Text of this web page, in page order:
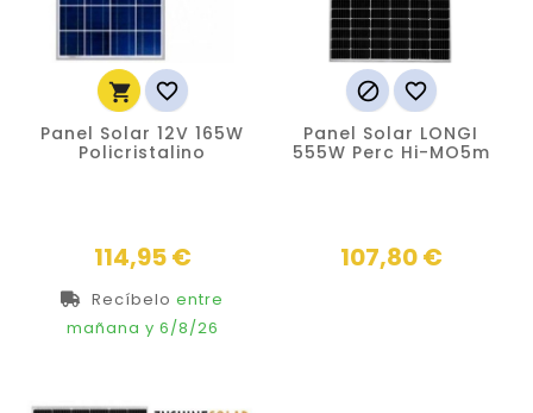
 
Panel Solar 12V 165W
Policristalino
114,95 €
Recíbelo entre
mañana y 6/8/26
 
Panel Solar LONGI
555W Perc Hi-MO5m
107,80 €